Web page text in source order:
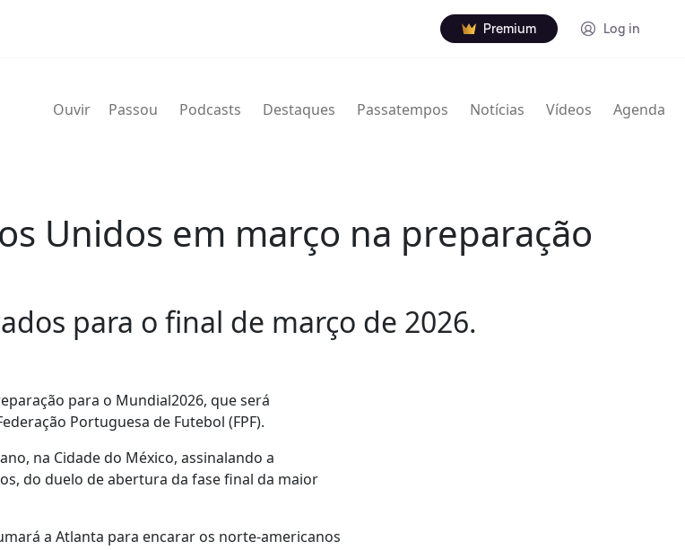
Premium Log in
Ouvir Passou Podcasts Destaques Passatempos Notícias Vídeos Agenda
Unidos em março na preparação
para o final de março de 2026.
para o Mundial2026, que será
Portuguesa de Futebol (FPF).
na Cidade do México, assinalando a
do duelo de abertura da fase final da maior
a Atlanta para encarar os norte-americanos